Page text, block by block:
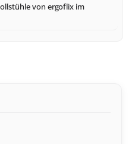
von ergoflix im